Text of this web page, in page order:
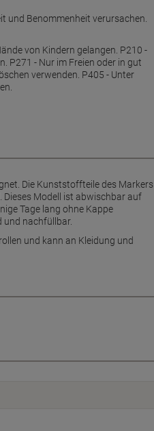
und Benommenheit verursachen.
von Kindern gelangen. P210 -
P271 - Nur im Freien oder in gut
verwenden. P405 - Unter
Die Kunststoffteile des Markers
Dieses Modell ist abwischbar auf
Tage lang ohne Kappe
und nachfüllbar.
und kann an Kleidung und